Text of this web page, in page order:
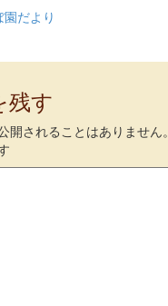
園だより
残す
開されることはありません。